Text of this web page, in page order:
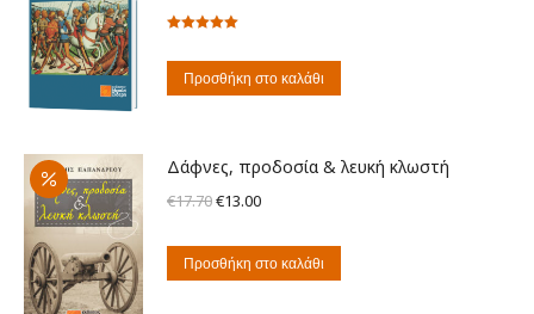
price
€17.00.είναι:
Προσθήκη στο καλάθι
Δάφνες, προδοσία & λευκή κλωστή
€17.70Original
was:
€13.00Η
τιμή
Προσθήκη στο καλάθι